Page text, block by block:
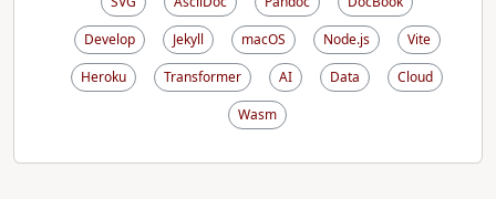
Develop
Jekyll macOS Node.js
Vite
Heroku
Transformer AI Data
Cloud
Wasm